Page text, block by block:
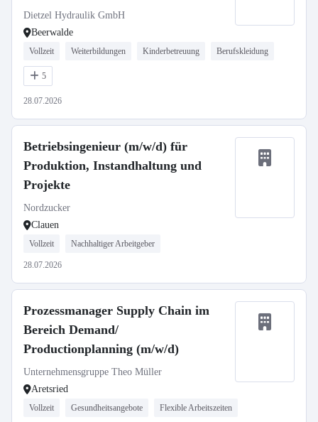
Dietzel Hydraulik GmbH
Beerwalde
Vollzeit Weiterbildungen Kinderbetreuung Berufskleidung
5
28.07.2026
Betriebsingenieur (m/w/d) für
Produktion, Instandhaltung und
Projekte
Nordzucker
Clauen
Vollzeit Nachhaltiger Arbeitgeber
28.07.2026
Prozessmanager Supply Chain im
Bereich Demand/
Productionplanning (m/w/d)
Unternehmensgruppe Theo Müller
Aretsried
Vollzeit Gesundheitsangebote Flexible Arbeitszeiten